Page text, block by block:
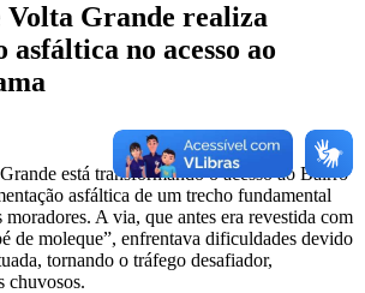
Grande realiza
asfáltica no acesso ao
está transformando o acesso ao Bairro
asfáltica de um trecho fundamental
A via, que antes era revestida com
de moleque”, enfrentava dificuldades devido
tornando o tráfego desafiador,
chuvosos.